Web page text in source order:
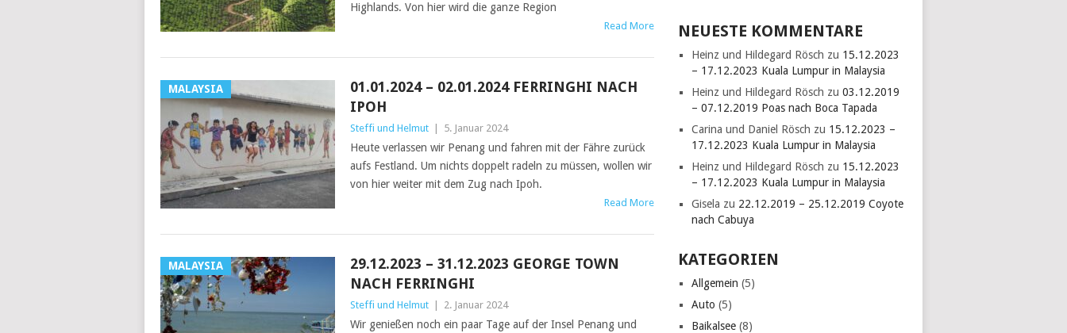
Highlands. Von hier wird die ganze Region
Read More
MALAYSIA
01.01.2024 – 02.01.2024 FERRINGHI NACH
IPOH
Steffi und Helmut 5. Januar 2024
Heute verlassen wir Penang und fahren mit der Fähre zurück
aufs Festland. Um nichts doppelt radeln zu müssen, wollen wir
von hier weiter mit dem Zug nach Ipoh.
Read More
MALAYSIA
29.12.2023 – 31.12.2023 GEORGE TOWN
NACH FERRINGHI
Steffi und Helmut 2. Januar 2024
Wir genießen noch ein paar Tage auf der Insel Penang und
NEUESTE KOMMENTARE
Heinz und Hildegard Rösch zu 15.12.2023
– 17.12.2023 Kuala Lumpur in Malaysia
Heinz und Hildegard Rösch zu03.12.2019
– 07.12.2019 Poas nach Boca Tapada
Carina und Daniel Rösch zu 15.12.2023 –
17.12.2023 Kuala Lumpur in Malaysia
Heinz und Hildegard Rösch zu 15.12.2023
– 17.12.2023 Kuala Lumpur in Malaysia
Gisela zu 22.12.2019 – 25.12.2019 Coyote
nach Cabuya
KATEGORIEN
Allgemein (5)
Auto (5)
Baikalsee (8)